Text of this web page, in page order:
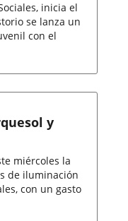
inicia el
se lanza un
con el
y
miércoles la
de iluminación
con un gasto